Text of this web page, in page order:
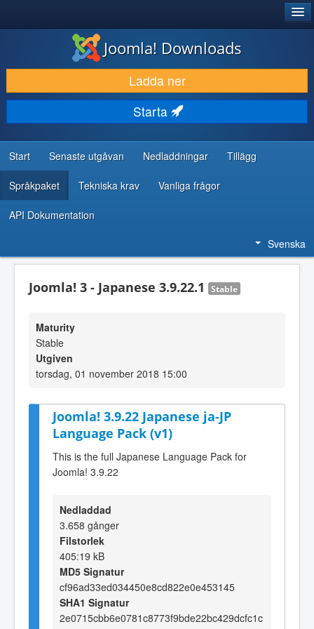
LADDA NER & UTÖKA
UPPTÄCK & LÄR
GEMENSKAP & SUPPORT
RESURSER FÖR UTVECKLARE
Joomla! Downloads
Ladda ner
Starta
Start Senaste utgåvan Nedladdningar Tillägg
Språkpaket Tekniska krav Vanliga frågor
API Dokumentation
Svenska
Joomla! 3 - Japanese 3.9.22.1 Stable
Maturity
Stable
Utgiven
torsdag, 01 november 2018 15:00
Joomla! 3.9.22 Japanese ja-JP
Language Pack (v1)
This is the full Japanese Language Pack for
Joomla! 3.9.22
Nedladdad
3.658 gånger
Filstorlek
405:19 kB
MD5 Signatur
cf96ad33ed034450e8cd822e0e453145
SHA1 Signatur
2e0715cbb6e0781c8773f9bde22bc429dcfc1c